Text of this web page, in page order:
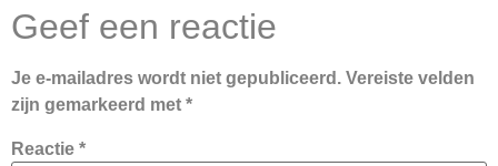
Geef een reactie
Je e-mailadres wordt niet gepubliceerd. Vereiste velden
zijn gemarkeerd met *
Reactie *